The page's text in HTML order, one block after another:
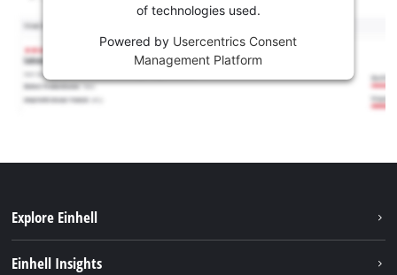
of technologies used.
Powered by Usercentrics Consent
Management Platform
Explore Einhell
Einhell Insights